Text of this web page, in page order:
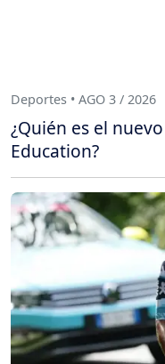
Deportes • AGO 3 / 2026
¿Quién es el
Education?